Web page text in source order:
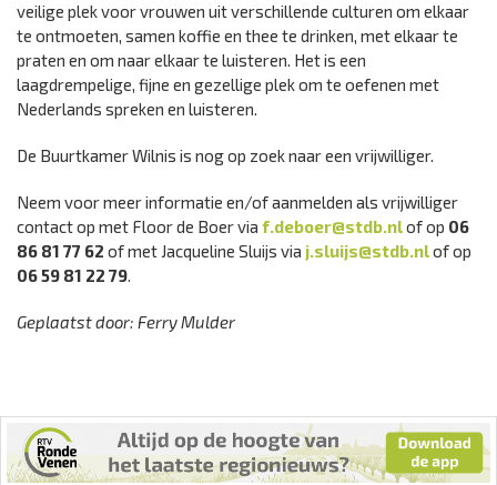
veilige plek voor vrouwen uit verschillende culturen om elkaar
te ontmoeten, samen koffie en thee te drinken, met elkaar te
praten en om naar elkaar te luisteren. Het is een
laagdrempelige, fijne en gezellige plek om te oefenen met
Nederlands spreken en luisteren.
De Buurtkamer Wilnis is nog op zoek naar een vrijwilliger.
Neem voor meer informatie en/of aanmelden als vrijwilliger
contact op met Floor de Boer via f.deboer@stdb.nlof op 06
86 81 77 62 of met Jacqueline Sluijs via j.sluijs@stdb.nlof op
06 59 81 22 79.
Geplaatst door: Ferry Mulder